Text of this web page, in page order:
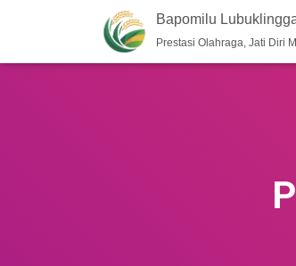
Bapomilu
Prestasi Olahraga, Jati Diri